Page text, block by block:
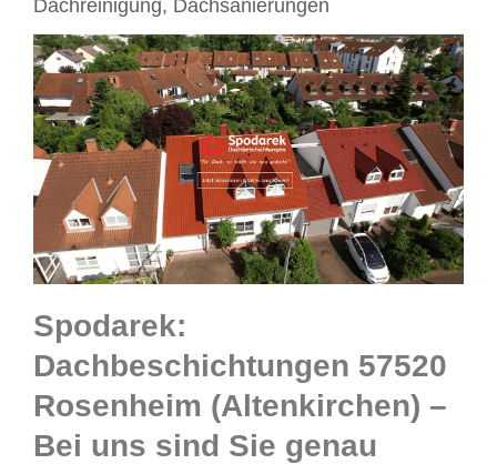
Dachreinigung, Dachsanierungen
Spodarek:
Dachbeschichtungen 57520
Rosenheim (Altenkirchen) –
Bei uns sind Sie genau